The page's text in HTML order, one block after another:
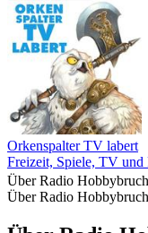
Orkenspalter TV labert
Freizeit, Spiele, TV und
Über Radio Hobbybruch
Über Radio Hobbybruch